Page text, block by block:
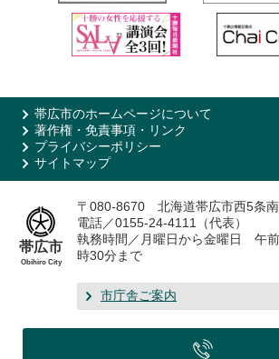
帯広市のホームページについて
著作権・免責事項・リンク
プライバシーポリシー
サイトマップ
帯広市
Obihiro City
〒080-8670 北海道帯広市西5条
電話／0155-24-4111（代表）
執務時間／月曜日から金曜日 午
時30分まで
市庁舎ご案内